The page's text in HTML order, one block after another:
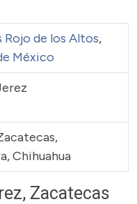
Rojo de los Altos,
México
Chihuahua
Zacatecas